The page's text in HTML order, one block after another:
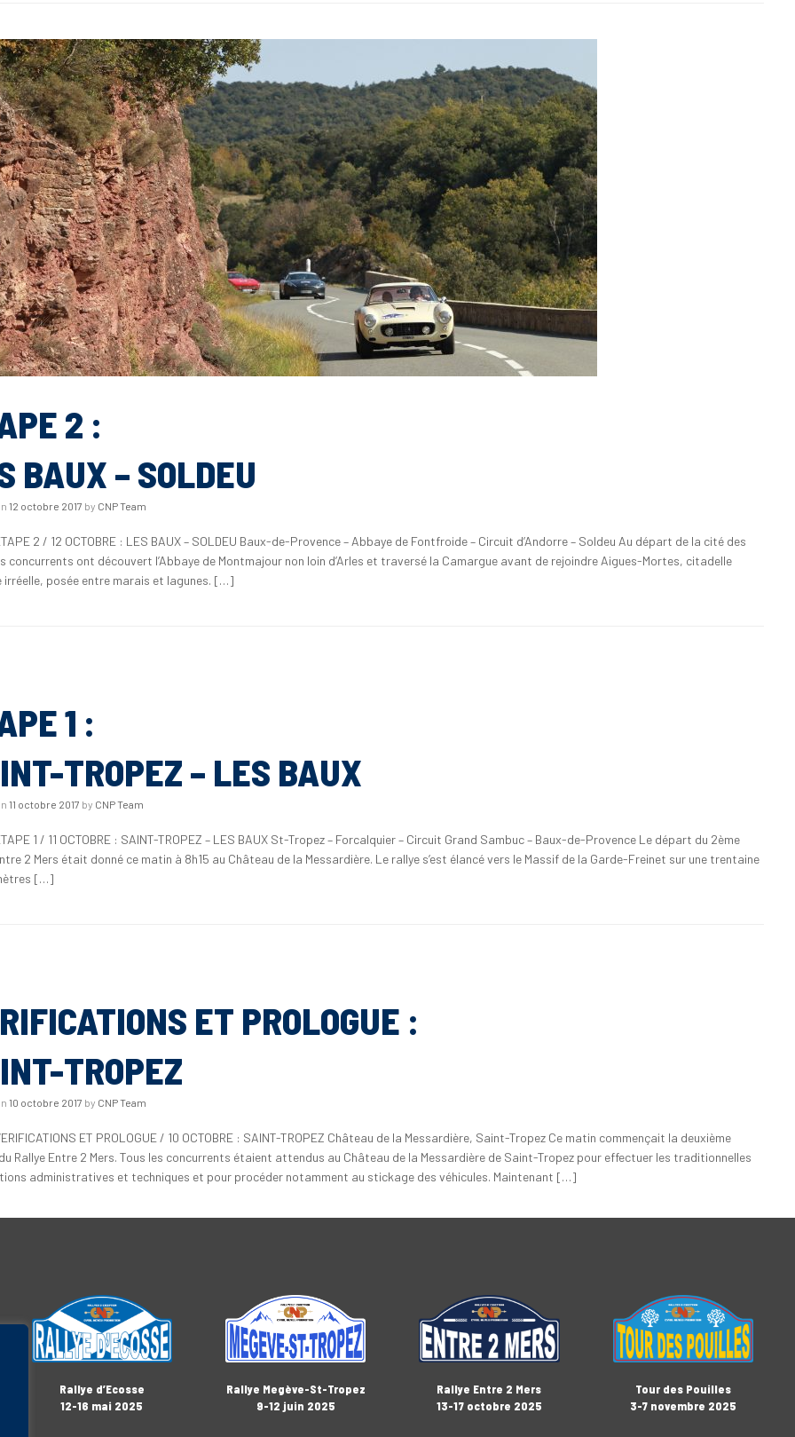
2 :
BAUX – SOLDEU
12 octobre 2017 by CNP Team
2 / 12 OCTOBRE : LES BAUX – SOLDEU Baux-de-Provence – Abbaye de Fontfroide – Circuit d’Andorre – Soldeu Au départ de la cité des
concurrents ont découvert l’Abbaye de Montmajour non loin d’Arles et traversé la Camargue avant de rejoindre Aigues-Mortes, citadelle
posée entre marais et lagunes. […]
1 :
TROPEZ – LES BAUX
11 octobre 2017 by CNP Team
1 / 11 OCTOBRE : SAINT-TROPEZ – LES BAUX St-Tropez – Forcalquier – Circuit Grand Sambuc – Baux-de-Provence Le départ du 2ème
2 Mers était donné ce matin à 8h15 au Château de la Messardière. Le rallye s’est élancé vers le Massif de la Garde-Freinet sur une trentaine
[…]
ET PROLOGUE :
TROPEZ
10 octobre 2017 by CNP Team
ET PROLOGUE / 10 OCTOBRE : SAINT-TROPEZ Château de la Messardière, Saint-Tropez Ce matin commençait la deuxième
Rallye Entre 2 Mers. Tous les concurrents étaient attendus au Château de la Messardière de Saint-Tropez pour effectuer les traditionnelles
administratives et techniques et pour procéder notamment au stickage des véhicules. Maintenant […]
Rallye d’Ecosse
12-16 mai 2025
Rallye Megève-St-Tropez
9-12 juin 2025
Rallye Entre 2 Mers
13-17 octobre 2025
Tour des Pouilles
3-7 novembre 2025